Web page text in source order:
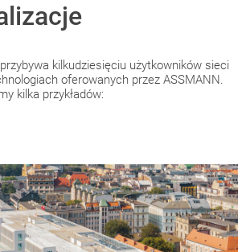
kilkudziesięciu użytkowników sieci
oferowanych przez ASSMANN.
kilka przykładów: